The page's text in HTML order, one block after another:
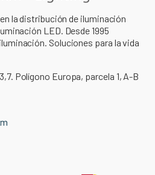
la distribución de iluminación
LED. Desde 1995
Soluciones para la vida
Polígono Europa, parcela 1, A-B